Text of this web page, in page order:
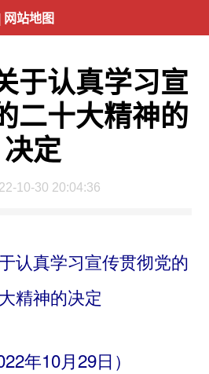
网站地图
于认真学习宣
二十大精神的
决定
10-30 20:04:36
认真学习宣传贯彻党的
精神的决定
年10月29日）